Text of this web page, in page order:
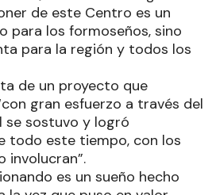
de este Centro es un
para los formoseños, sino
para la región y todos los
de un proyecto que
gran esfuerzo a través del
se sostuvo y logró
todo este tiempo, con los
involucran”.
es un sueño hecho